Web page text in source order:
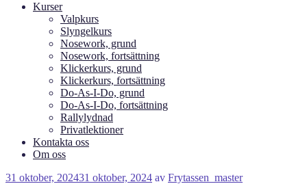
Kurser
Valpkurs
Slyngelkurs
Nosework, grund
Nosework, fortsättning
Klickerkurs, grund
Klickerkurs, fortsättning
Do-As-I-Do, grund
Do-As-I-Do, fortsättning
Rallylydnad
Privatlektioner
Kontakta oss
Om oss
Publicerat
31 oktober, 202431 oktober, 2024 av Frytassen_master